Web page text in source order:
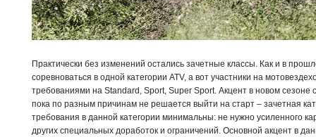
Практически без изменений остались зачетные классы. Как и в
соревноваться в одной категории ATV, а вот участники на
требованиями на Standard, Sport, Super Sport. Акцент в новом сезоне
пока по разным причинам не решается выйти на старт – зачетная
требования в данной категории минимальны: не нужно усиленного
других специальных доработок и ограничений. Основной акцент в